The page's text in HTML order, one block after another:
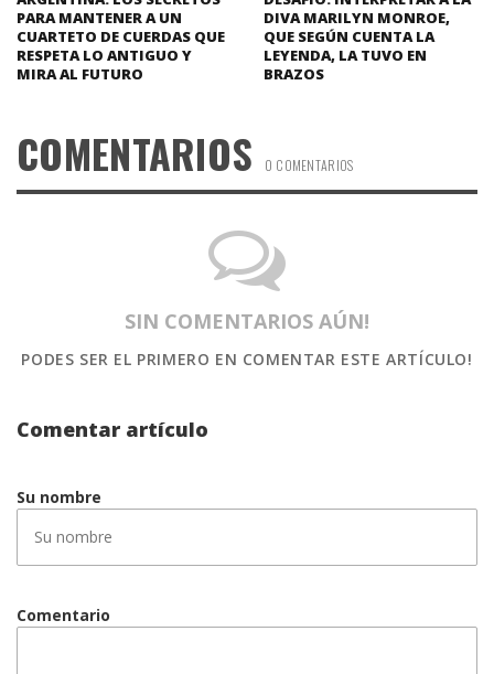
PARA MANTENER A UN
CUARTETO DE CUERDAS QUE
RESPETA LO ANTIGUO Y
MIRA AL FUTURO
DIVA MARILYN MONROE,
QUE SEGÚN CUENTA LA
LEYENDA, LA TUVO EN
BRAZOS
COMENTARIOS 0 COMENTARIOS
SIN COMENTARIOS AÚN!
PODES SER EL PRIMERO EN COMENTAR ESTE ARTÍCULO!
Comentar artículo
Su nombre
Comentario